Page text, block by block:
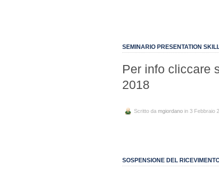
SEMINARIO PRESENTATION
Per info cliccare
2018
Scritto da mgiordano in 3 Febbraio
SOSPENSIONE DEL